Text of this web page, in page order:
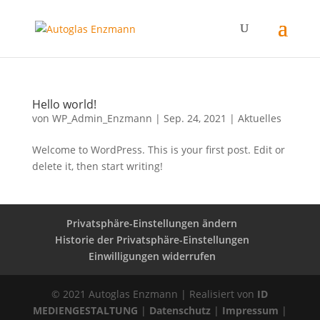
Hello world!
von WP_Admin_Enzmann | Sep. 24, 2021 | Aktuelles
Welcome to WordPress. This is your first post. Edit or
delete it, then start writing!
Privatsphäre-Einstellungen ändern
Historie der Privatsphäre-Einstellungen
Einwilligungen widerrufen
© 2021 Autoglas Enzmann | Realisiert von ID
MEDIENGESTALTUNG | Datenschutz| Impressum |